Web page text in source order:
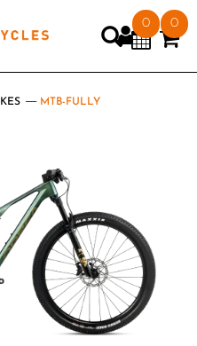
0 0
MTB-FULLY